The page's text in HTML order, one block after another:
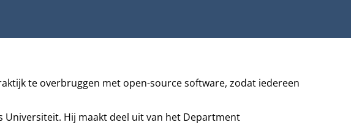
te overbruggen met open-source software, zodat iedereen
Universiteit. Hij maakt deel uit van het Department